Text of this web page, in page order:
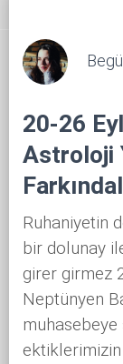
20-26
Astroloji
Ruhaniyetin
bir dolunay
girer girmez
Neptünyen
ektiklerimizin